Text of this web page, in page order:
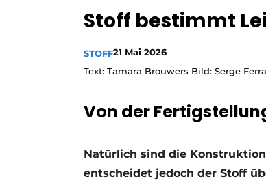
Stoff bestimmt
STOFF21 Mai 2026
Text: Tamara Brouwers Bild: Serge
Von der
Natürlich sind die
entscheidet jedoch der Stoff